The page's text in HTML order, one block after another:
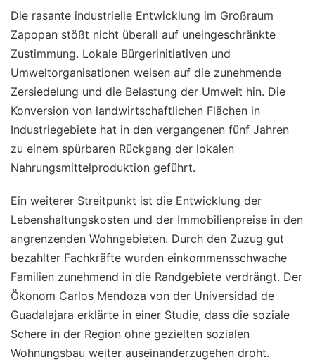
Die rasante industrielle Entwicklung im Großraum
Zapopan stößt nicht überall auf uneingeschränkte
Zustimmung. Lokale Bürgerinitiativen und
Umweltorganisationen weisen auf die zunehmende
Zersiedelung und die Belastung der Umwelt hin. Die
Konversion von landwirtschaftlichen Flächen in
Industriegebiete hat in den vergangenen fünf Jahren
zu einem spürbaren Rückgang der lokalen
Nahrungsmittelproduktion geführt.
Ein weiterer Streitpunkt ist die Entwicklung der
Lebenshaltungskosten und der Immobilienpreise in den
angrenzenden Wohngebieten. Durch den Zuzug gut
bezahlter Fachkräfte wurden einkommensschwache
Familien zunehmend in die Randgebiete verdrängt. Der
Ökonom Carlos Mendoza von der Universidad de
Guadalajara erklärte in einer Studie, dass die soziale
Schere in der Region ohne gezielten sozialen
Wohnungsbau weiter auseinanderzugehen droht.